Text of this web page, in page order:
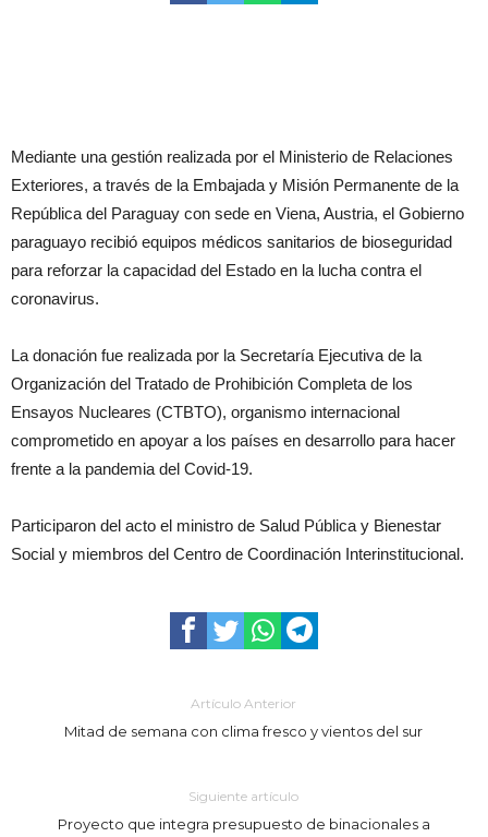
Mediante una gestión realizada por el Ministerio de Relaciones
Exteriores, a través de la Embajada y Misión Permanente de la
República del Paraguay con sede en Viena, Austria, el Gobierno
paraguayo recibió equipos médicos sanitarios de bioseguridad
para reforzar la capacidad del Estado en la lucha contra el
coronavirus.
La donación fue realizada por la Secretaría Ejecutiva de la
Organización del Tratado de Prohibición Completa de los
Ensayos Nucleares (CTBTO), organismo internacional
comprometido en apoyar a los países en desarrollo para hacer
frente a la pandemia del Covid-19.
Participaron del acto el ministro de Salud Pública y Bienestar
Social y miembros del Centro de Coordinación Interinstitucional.
Artículo Anterior
Mitad de semana con clima fresco y vientos del sur
Siguiente artículo
Proyecto que integra presupuesto de binacionales a